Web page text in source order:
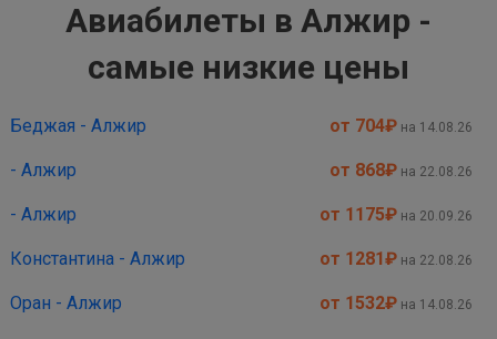
Авиабилеты в Алжир -
самые низкие цены
Беджая - Алжир от 704₽ на 14.08.26
- Алжир от 868₽ на 22.08.26
- Алжир от 1175₽ на 20.09.26
Константина - Алжир от 1281₽ на 22.08.26
Оран - Алжир от 1532₽ на 14.08.26